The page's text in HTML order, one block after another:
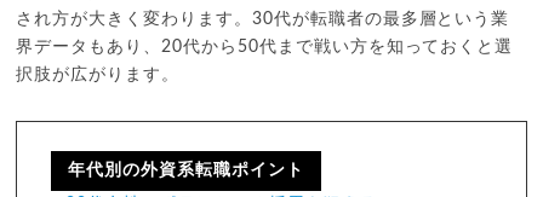
され方が大きく変わります。30代が転職者の最多層という業
界データもあり、20代から50代まで戦い方を知っておくと選
択肢が広がります。
年代別の外資系転職ポイント